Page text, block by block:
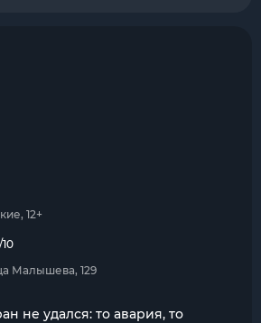
12+
Малышева, 129
не удался: то авария, то